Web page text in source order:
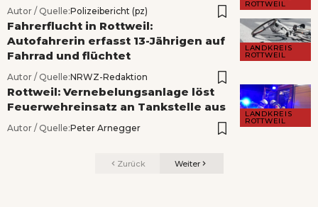
ROTTWEIL
Autor / Quelle:Polizeibericht (pz)
LANDKREIS
ROTTWEIL
Fahrerflucht in Rottweil:
Autofahrerin erfasst 13-Jährigen auf
Fahrrad und flüchtet
Autor / Quelle:NRWZ-Redaktion
LANDKREIS
ROTTWEIL
Rottweil: Vernebelungsanlage löst
Feuerwehreinsatz an Tankstelle aus
Autor / Quelle:Peter Arnegger
Zurück Weiter